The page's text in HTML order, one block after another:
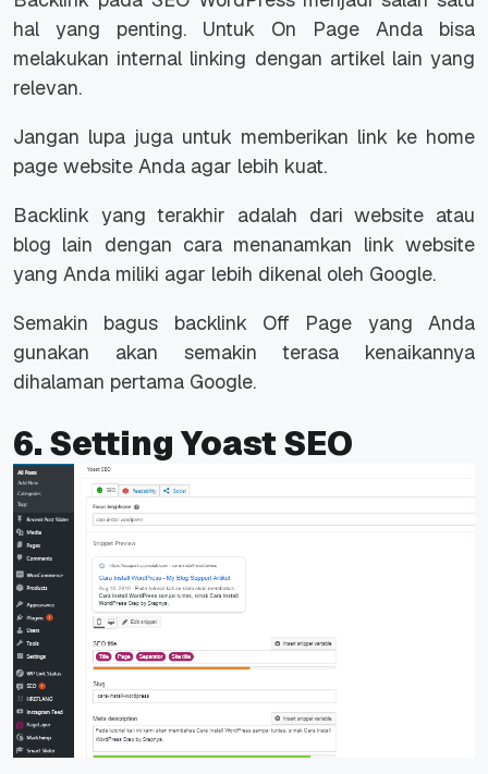
hal yang penting. Untuk On Page Anda bisa
melakukan internal linking dengan artikel lain yang
relevan.
Jangan lupa juga untuk memberikan link ke home
page website Anda agar lebih kuat.
Backlink yang terakhir adalah dari website atau
blog lain dengan cara menanamkan link website
yang Anda miliki agar lebih dikenal oleh Google.
Semakin bagus backlink Off Page yang Anda
gunakan akan semakin terasa kenaikannya
dihalaman pertama Google.
6. Setting Yoast SEO